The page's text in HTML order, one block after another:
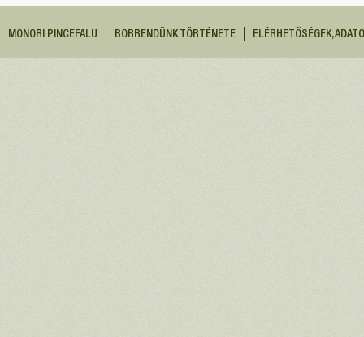
MONORI PINCEFALU BORRENDÜNK TÖRTÉNETE ELÉRHETŐSÉGEK,